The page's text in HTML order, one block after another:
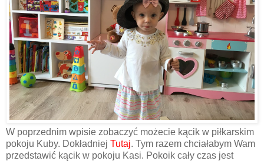
W poprzednim wpisie zobaczyć możecie kącik w piłkarskim
pokoju Kuby. Dokładniej Tutaj. Tym razem chciałabym Wam
przedstawić kącik w pokoju Kasi. Pokoik cały czas jest